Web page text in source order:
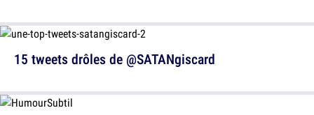
15 tweets drôles de @SATANgiscard